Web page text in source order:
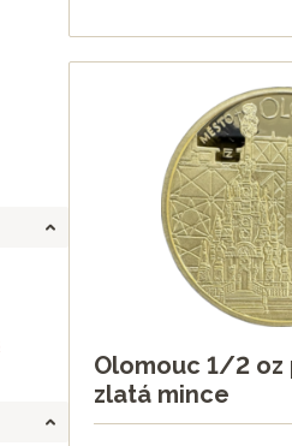
Olomouc 1/2 oz
zlatá mince